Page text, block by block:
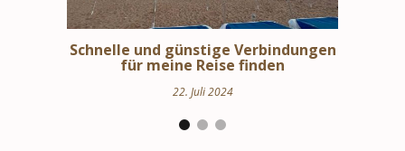
Schweden Urlaub – Haus am See in
Uppland
24. März 2024